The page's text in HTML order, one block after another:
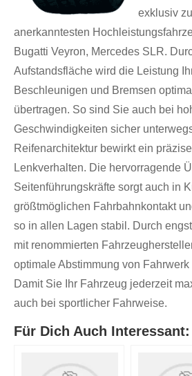
exklusiv
anerkanntesten
Bugatti Veyron, Mercedes SLR.
Aufstandsfläche wird die Leistung
Beschleunigen und Bremsen
übertragen. So sind Sie auch bei
Geschwindigkeiten sicher
Reifenarchitektur bewirkt ein
Lenkverhalten. Die hervorragende
Seitenführungskräfte sorgt auch in
größtmöglichen Fahrbahnkontakt
so in allen Lagen stabil. Durch
mit renommierten
optimale Abstimmung von
Damit Sie Ihr Fahrzeug jederzeit
auch bei sportlicher Fahrweise.
Für Dich Auch Interessant: